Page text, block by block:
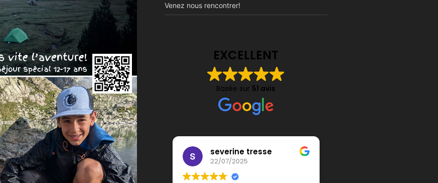
Venez nous rencontrer!
EXCELLENT
Basée sur 51 avis
Julia Visentin
10/09/2025
severine tresse
22/07/2025